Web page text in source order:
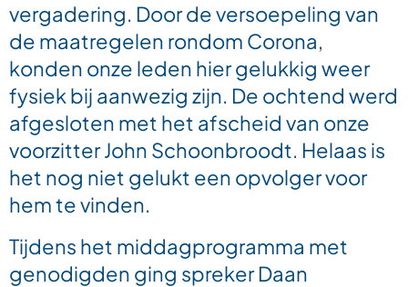
vergadering. Door de versoepeling van
de maatregelen rondom Corona,
konden onze leden hier gelukkig weer
fysiek bij aanwezig zijn. De ochtend werd
afgesloten met het afscheid van onze
voorzitter John Schoonbroodt. Helaas is
het nog niet gelukt een opvolger voor
hem te vinden.
Tijdens het middagprogramma met
genodigden ging spreker Daan